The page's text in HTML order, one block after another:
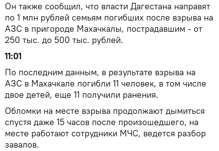
Он также сообщил, что власти Дагестана направят
по 1 млн рублей семьям погибших после взрыва на
АЗС в пригороде Махачкалы, пострадавшим - от
250 тыс. до 500 тыс. рублей.
11:01
По последним данным, в результате взрыва на
АЗС в Махачкале погибли 11 человек, в том числе
двое детей, еще 11 получили ранения.
Обломки на месте взрыва продолжают дымиться
спустя даже 15 часов после произошедшего, на
месте работают сотрудники МЧС, ведется разбор
завалов.